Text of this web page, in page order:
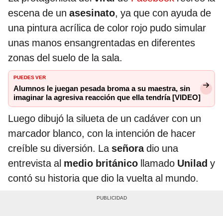
escena de un asesinato, ya que con ayuda de
una pintura acrílica de color rojo pudo simular
unas manos ensangrentadas en diferentes
zonas del suelo de la sala.
PUEDES VER
Alumnos le juegan pesada broma a su maestra, sin
imaginar la agresiva reacción que ella tendría [VIDEO]
Luego dibujó la silueta de un cadáver con un
marcador blanco, con la intención de hacer
creíble su diversión. La señoradio una
entrevista al medio británico llamado Unilad y
contó su historia que dio la vuelta al mundo.